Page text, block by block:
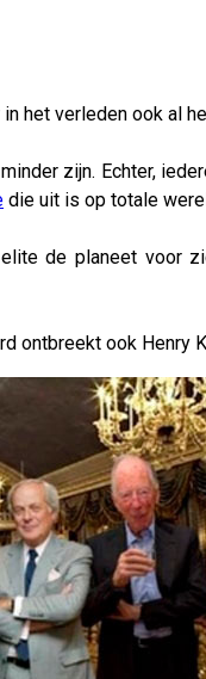
het verleden ook al
zijn. Echter,
die uit is op totale
elite de planeet voor
ontbreekt ook Henry